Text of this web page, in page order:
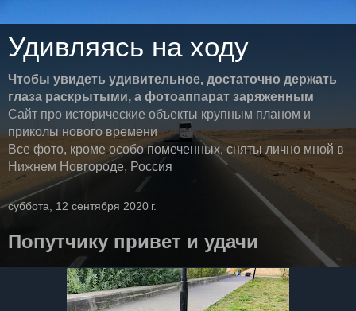
Удивляясь на ходу
Чтобы увидеть удивительное, достаточно держать
глаза раскрытыми, а фотоаппарат заряженным
Сайт про исторические объекты крупным планом и
приколы нового времени
Все фото, кроме особо помеченных, сняты лично мной в
Нижнем Новгороде, Россия
суббота, 12 сентября 2020 г.
Попутчику привет и удачи